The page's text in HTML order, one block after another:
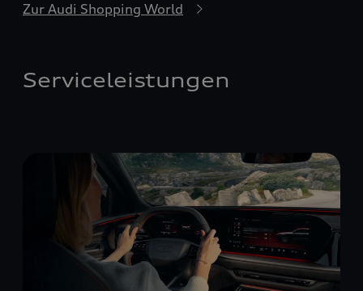
Zur Audi Shopping World
Serviceleistungen